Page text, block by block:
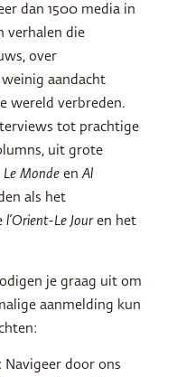
dan 1500 media in
verhalen die
over
aandacht
wereld verbreden.
tot prachtige
uit grote
Le Monde enAl
als het
l’Orient-Le Jouren het
je graag uit om
aanmelding kun
: Navigeer door ons